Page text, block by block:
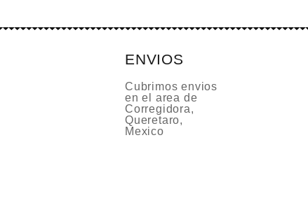
ENVIOS
Cubrimos envios
en el area de
Corregidora,
Queretaro,
Mexico